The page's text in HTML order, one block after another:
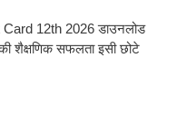
Card 12th 2026 डाउनलोड
शैक्षणिक सफलता इसी छोटे